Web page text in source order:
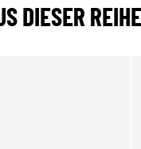
DIESER REIHE